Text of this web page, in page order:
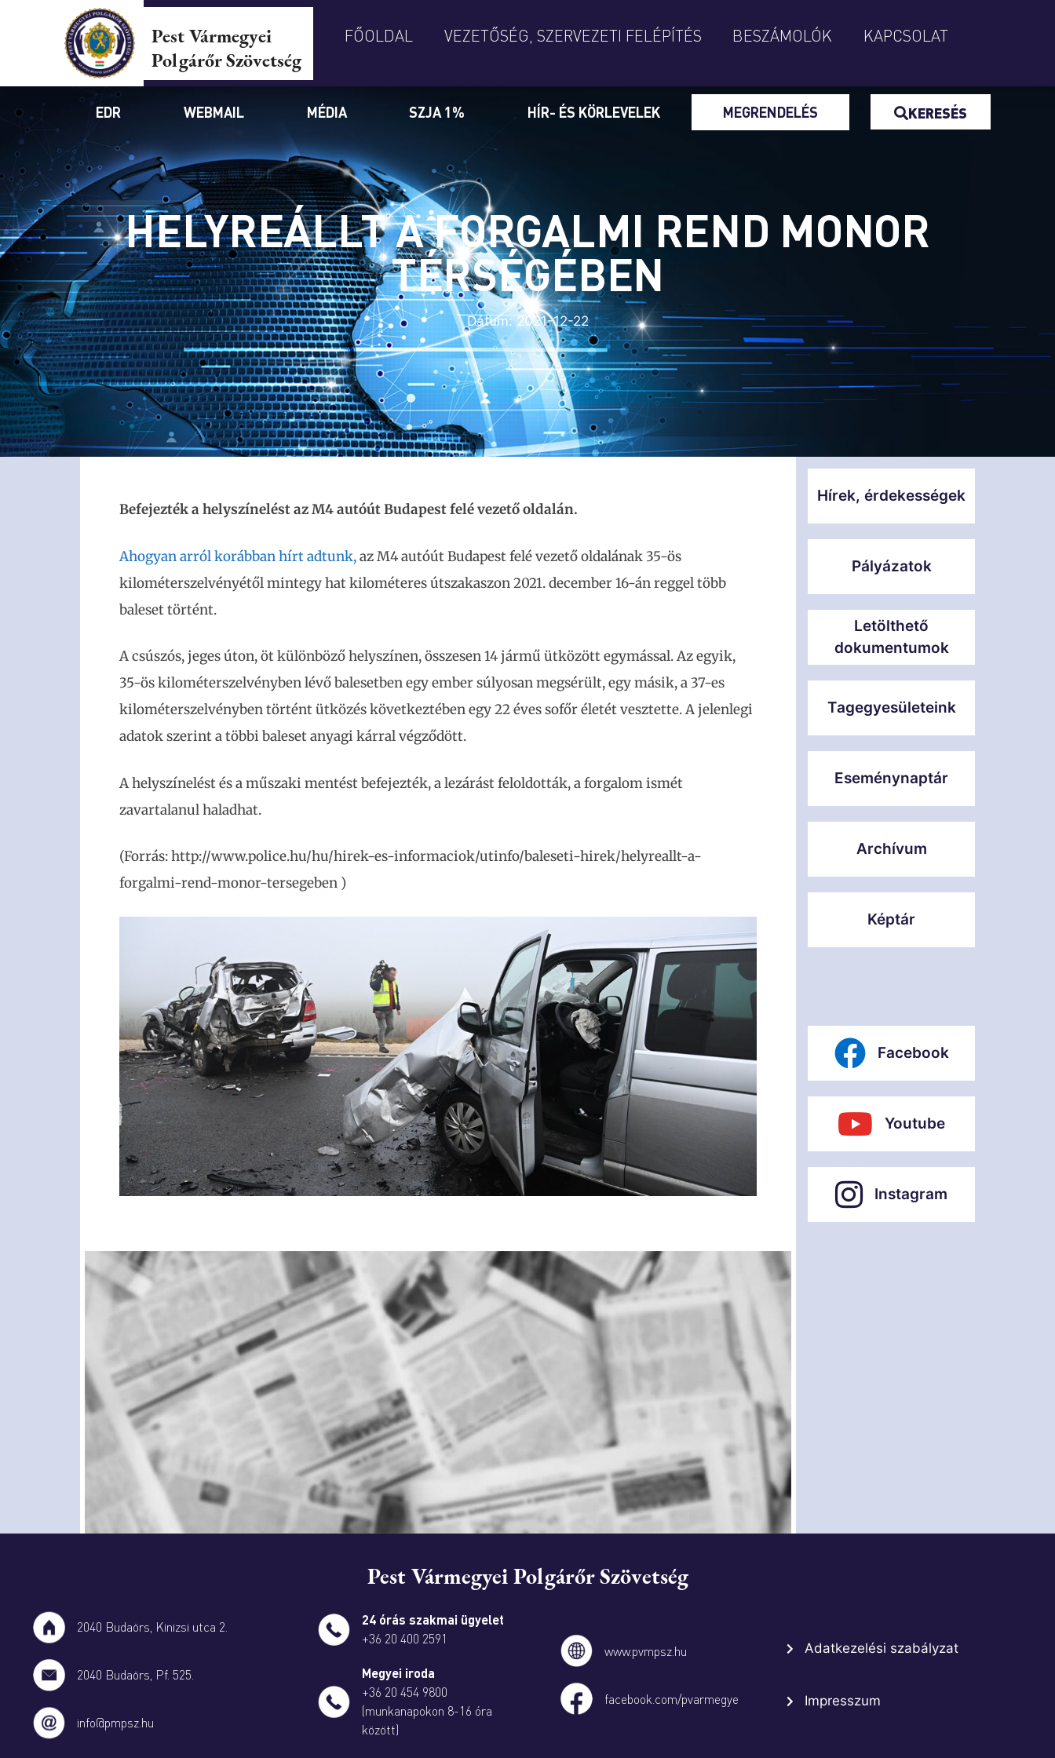
Pest Vármegyei
Polgárőr Szövetség
FŐOLDAL VEZETŐSÉG, SZERVEZETI FELÉPÍTÉS BESZÁMOLÓK KAPCSOLAT
EDR WEBMAIL MÉDIA SZJA 1% HÍR- ÉS KÖRLEVELEK MEGRENDELÉS KERESÉS
HELYREÁLLT A FORGALMI REND MONOR
TÉRSÉGÉBEN
Dátum:2021-12-22
Befejezték a helyszínelést az M4 autóút Budapest felé vezető oldalán.
Ahogyan arról korábban hírt adtunk,az M4 autóút Budapest felé vezető oldalának 35-ös
kilométerszelvényétől mintegy hat kilométeres útszakaszon 2021. december 16-án reggel több
baleset történt.
A csúszós, jeges úton, öt különböző helyszínen, összesen 14 jármű ütközött egymással. Az egyik,
35-ös kilométerszelvényben lévő balesetben egy ember súlyosan megsérült, egy másik, a 37-es
kilométerszelvényben történt ütközés következtében egy 22 éves sofőr életét vesztette. A jelenlegi
adatok szerint a többi baleset anyagi kárral végződött.
A helyszínelést és a műszaki mentést befejezték, a lezárást feloldották, a forgalom ismét
zavartalanul haladhat.
(Forrás: http://www.police.hu/hu/hirek-es-informaciok/utinfo/baleseti-hirek/helyreallt-a-
forgalmi-rend-monor-tersegeben )
Hírek, érdekességek
Pályázatok
Letölthető
dokumentumok
Tagegyesületeink
Eseménynaptár
Archívum
Képtár
Facebook
Youtube
Instagram
Pest Vármegyei Polgárőr Szövetség
2040 Budaörs, Kinizsi utca 2.
2040 Budaörs, Pf. 525.
info@pmpsz.hu
24 órás szakmai ügyelet
+36 20 400 2591
Megyei iroda
+36 20 454 9800
(munkanapokon 8-16 óra
között)
www.pvmpsz.hu
facebook.com/pvarmegye
Adatkezelési szabályzat
Impresszum